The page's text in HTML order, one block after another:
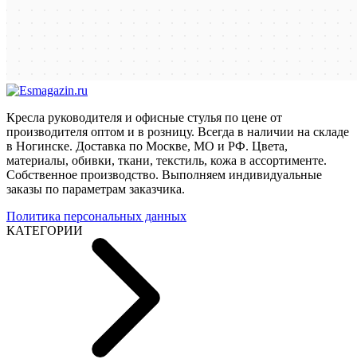
Кресла руководителя и офисные стулья по цене от
производителя оптом и в розницу. Всегда в наличии на складе
в Ногинске. Доставка по Москве, МО и РФ. Цвета,
материалы, обивки, ткани, текстиль, кожа в ассортименте.
Собственное производство. Выполняем индивидуальные
заказы по параметрам заказчика.
Политика персональных данных
КАТЕГОРИИ